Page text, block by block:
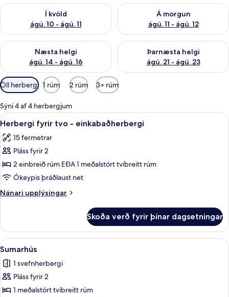
Í kvöld
ágú. 10 - ágú. 11
Athuga framboð í kvöld ágú. 10 - ágú. 11
Á morgun
ágú. 11 - ágú. 12
Athuga framboð á morgun
Næsta helgi
ágú. 14 - ágú. 16
Athuga framboð næstu helgi ágú. 14 - ágú. 16
Þarnæsta helgi
ágú. 21 - ágú. 23
Athuga framboð þarnæstu
Síur
í
boði
fyrir
herbergi
Öll herbergi 1 rúm 2 rúm 3+ rúm
Sýni 4 af 4 herbergjum
Skoða
allar
myndir
fyrir
Herbergi
fyrir
tvo
-
Herbergi fyrir tvo -
10
Herbergi fyrir tvo - einkabaðherbergi
15 fermetrar
Pláss fyrir 2
2 einbreið rúm EÐA 1 meðalstórt tvíbreitt rúm
Ókeypis þráðlaust net
Nánari upplýsingar
Nánari
fyrir
tvo
-
Skoða verð fyrir þínar dagsetningar
Skoða
allar
myndir
fyrir
Sumarhús
Sumarhús | Myrkratjöld/-gardínur,
10
Sumarhús
1 svefnherbergi
Pláss fyrir 2
1 meðalstórt tvíbreitt rúm